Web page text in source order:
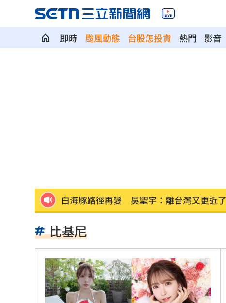
即時 颱風動態 台股怎投資 熱門 影音
白海豚路徑再變 吳聖宇：離台灣又更近了
他前期糖尿病砸錢狂喝「能量水」下場慘了
鋼鐵爸痛失愛子一度飆車尋短！斷11根肋骨
比基尼